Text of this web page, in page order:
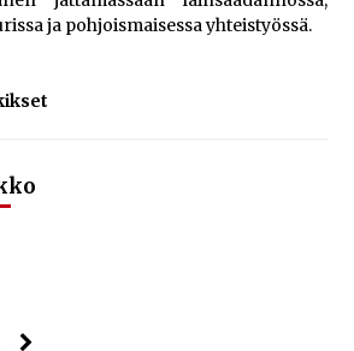
ja pohjoismaisessa yhteistyössä.